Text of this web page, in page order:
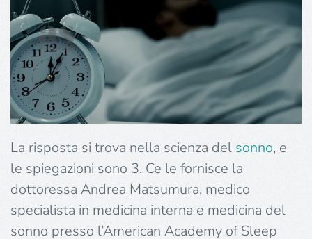
La risposta si trova nella scienza del sonno, e
le spiegazioni sono 3. Ce le fornisce la
dottoressa Andrea Matsumura, medico
specialista in medicina interna e medicina del
sonno presso l’American Academy of Sleep